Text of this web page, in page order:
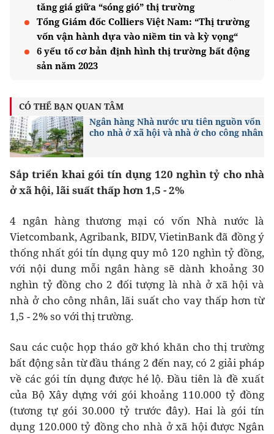
tăng giá giữa “sóng gió” thị trường
Tổng Giám đốc Colliers Việt Nam: “Thị trường
vốn vận hành dựa vào niềm tin và kỳ vọng“
6 yếu tố cơ bản định hình thị trường bất động
sản năm 2023
CÓ THỂ BẠN QUAN TÂM
Ngân hàng Nhà nước ưu tiên nguồn vốn
cho nhà ở xã hội và nhà ở cho công nhân
Sắp triển khai gói tín dụng 120 nghìn tỷ cho nhà
ở xã hội, lãi suất thấp hơn 1,5 - 2%
4 ngân hàng thương mại có vốn Nhà nước là
Vietcombank, Agribank, BIDV, VietinBank đã đồng ý
thống nhất gói tín dụng quy mô 120 nghìn tỷ đồng,
với nội dung mỗi ngân hàng sẽ dành khoảng 30
nghìn tỷ đồng cho 2 đối tượng là nhà ở xã hội và
nhà ở cho công nhân, lãi suất cho vay thấp hơn từ
1,5 - 2% so với thị trường.
Sau các cuộc họp tháo gỡ khó khăn cho thị trường
bất động sản từ đầu tháng 2 đến nay, có 2 giải pháp
về các gói tín dụng được hé lộ. Đầu tiên là đề xuất
của Bộ Xây dựng với gói khoảng 110.000 tỷ đồng
(tương tự gói 30.000 tỷ trước đây). Hai là gói tín
dụng 120.000 tỷ đồng cho nhà ở xã hội được Ngân